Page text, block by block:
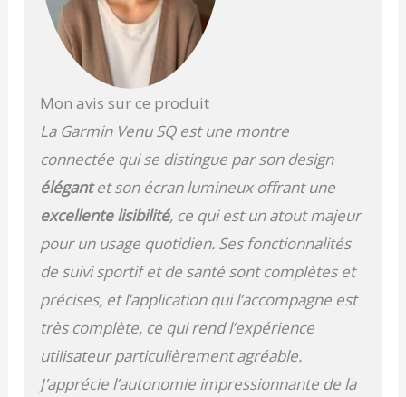
votre poignet pour vous
offrir les meilleurs
entraînements ! Niveau
technologie unique
de comprendre votre
corps. Suivez tout au
long de la journée votre
niveau d'énergie,
d'hydratation, de
respiration, de stress, de
sommeil… Design :
conçu pour la
design robuste et
sophistiqué. Dotée d'un
parfaitement lisible
même en plein soleil, et
Mon avis sur ce produit
La Garmin Venu SQ est une montre
connectée qui se distingue par son design
élégantet son écran lumineux offrant une
excellente lisibilité, ce qui est un atout majeur
pour un usage quotidien. Ses fonctionnalités
de suivi sportif et de santé sont complètes et
précises, et l’application qui l’accompagne est
très complète, ce qui rend l’expérience
utilisateur particulièrement agréable.
J’apprécie l’autonomie impressionnante de la